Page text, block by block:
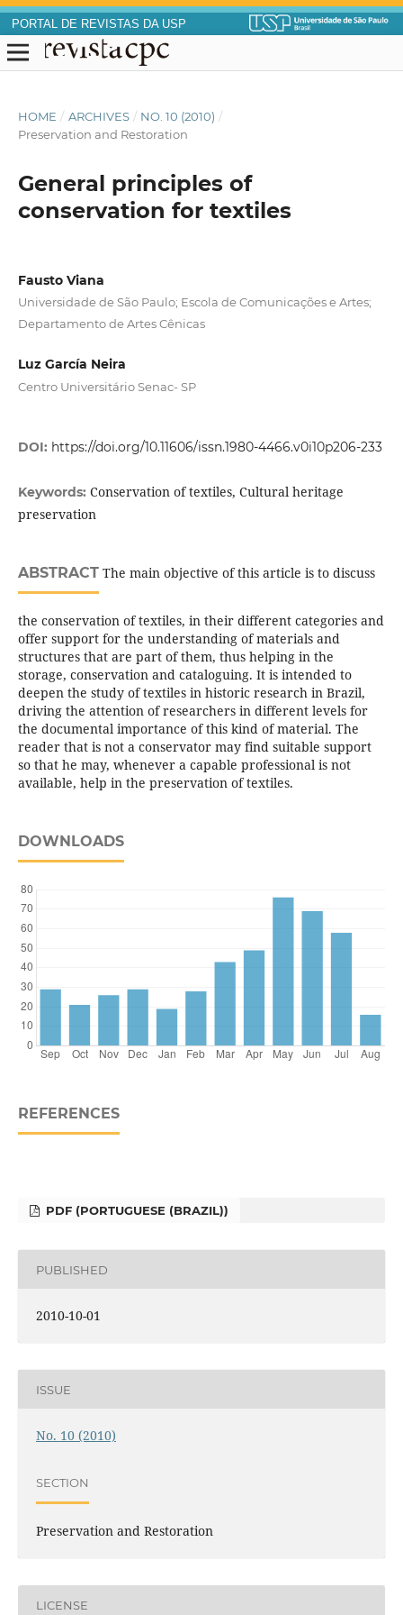
PORTAL DE REVISTAS DA USP
HOME / ARCHIVES / NO. 10 (2010) /
Preservation and Restoration
General principles of
conservation for textiles
Fausto Viana
Universidade de São Paulo; Escola de Comunicações e Artes;
Departamento de Artes Cênicas
Luz García Neira
Centro Universitário Senac- SP
DOI: https://doi.org/10.11606/issn.1980-4466.v0i10p206-233
Keywords: Conservation of textiles, Cultural heritage
preservation
ABSTRACTThe main objective of this article is to discuss
the conservation of textiles, in their different categories and
offer support for the understanding of materials and
structures that are part of them, thus helping in the
storage, conservation and cataloguing. It is intended to
deepen the study of textiles in historic research in Brazil,
driving the attention of researchers in different levels for
the documental importance of this kind of material. The
reader that is not a conservator may find suitable support
so that he may, whenever a capable professional is not
available, help in the preservation of textiles.
DOWNLOADS
REFERENCES
PDF (PORTUGUESE (BRAZIL))
PUBLISHED
2010-10-01
ISSUE
No. 10 (2010)
SECTION
Preservation and Restoration
LICENSE